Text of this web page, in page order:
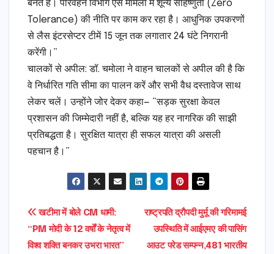
बनते हैं। परिवहन विभाग ऐसे मामलों में शून्य सहिष्णुता (Zero
Tolerance) की नीति पर काम कर रहा है। आधुनिक उपकरणों
से लैस इंटरसेप्टर टीमें 15 जून तक लगातार 24 घंटे निगरानी
करेंगी।”
​चालकों से अपील: डॉ. चमोला ने वाहन चालकों से अपील की है कि
वे निर्धारित गति सीमा का पालन करें और सभी वैध दस्तावेज साथ
लेकर चलें। उन्होंने जोर देकर कहा— “सड़क सुरक्षा केवल
प्रशासन की जिम्मेदारी नहीं है, बल्कि यह हर नागरिक की साझी
प्रतिबद्धता है। सुरक्षित यात्रा ही सफल यात्रा की असली
पहचान है।”
Post
navigation
राष्ट्रपति द्रौपदी मुर्मू की गरिमामई
उपस्थिति में आईएमए की पासिंग
आउट परेड सम्पन्न,481 भारतीय
​खटीमा में बोले CM धामी:
“PM मोदी के 12 वर्षों के नेतृत्व में
विश्व शक्ति बनकर उभरा भारत”